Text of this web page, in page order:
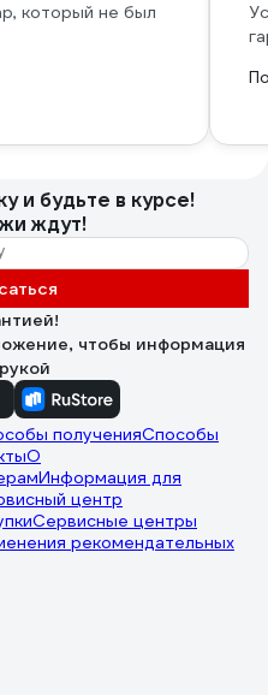
который не был
и будьте в курсе!
ждут!
чтобы информация
полученияСпособы
О
Информация для
центр
Сервисные центры
рекомендательных